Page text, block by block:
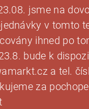
jsme na
v tomto
ihned po
bude k
a tel.
za